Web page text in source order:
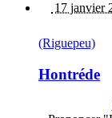
17 janvier
(Riguepeu)
Hontréde